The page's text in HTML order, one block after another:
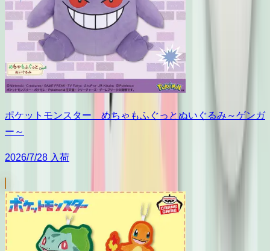
ポケットモンスター めちゃもふぐっとぬいぐるみ～ゲンガ
ー～
2026/7/28 入荷